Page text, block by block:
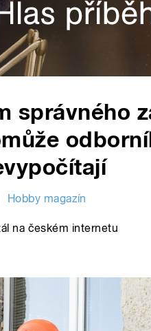
správného
Hobby magazín
na českém internetu